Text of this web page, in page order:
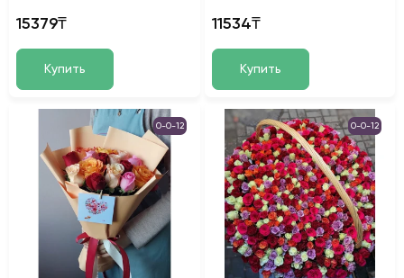
15379₸
Купить
11534₸
Купить
0-0-12 0-0-12